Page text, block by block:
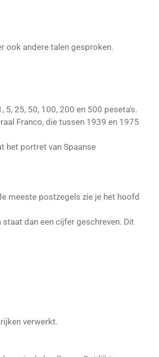
ook andere talen gesproken.
5, 25, 50, 100, 200 en 500 peseta's.
Franco, die tussen 1939 en 1975
het portret van Spaanse
meeste postzegels zie je het hoofd
dan een cijfer geschreven. Dit
verwerkt.